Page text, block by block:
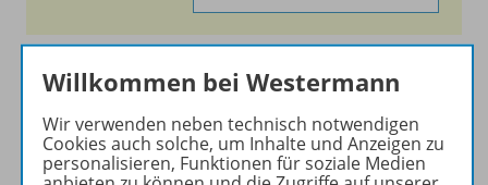
Informationen
Willkommen bei Westermann
Wir verwenden neben technisch notwendigen
Cookies auch solche, um Inhalte und Anzeigen zu
personalisieren, Funktionen für soziale Medien